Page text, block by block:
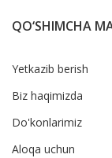
QO‘SHIMCHA
Yetkazib berish
Biz haqimizda
Do'konlarimiz
Aloqa uchun